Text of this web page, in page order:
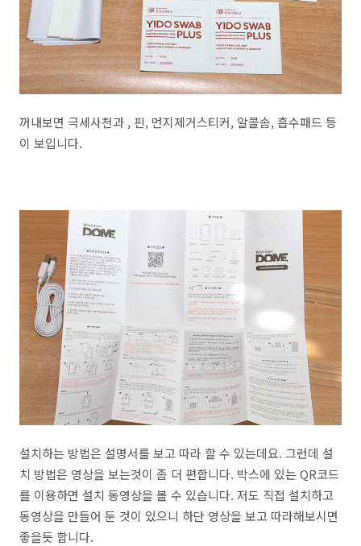
꺼내보면 극세사천과 , 핀, 먼지제거스티커, 알콜솜, 흡수패드 등
이 보입니다.
설치하는 방법은 설명서를 보고 따라 할 수 있는데요. 그런데 설
치 방법은 영상을 보는것이 좀 더 편합니다. 박스에 있는 QR코드
를 이용하면 설치 동영상을 볼 수 있습니다. 저도 직접 설치하고
동영상을 만들어 둔 것이 있으니 하단 영상을 보고 따라해보시면
좋을듯 합니다.